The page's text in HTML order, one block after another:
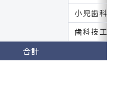
小児歯科
歯科技工
合計